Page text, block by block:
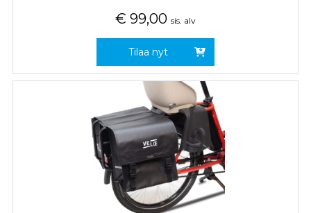
€ 99,00 sis. alv
Tilaa nyt